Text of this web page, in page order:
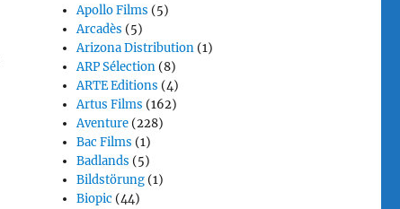
Apollo Films (5)
Arcadès (5)
Arizona Distribution (1)
ARP Sélection (8)
ARTE Editions (4)
Artus Films (162)
Aventure (228)
Bac Films (1)
Badlands (5)
Bildstörung (1)
Biopic (44)